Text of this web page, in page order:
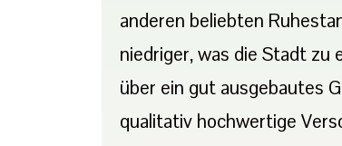
anderen beliebten
niedriger, was die Stadt
über ein gut ausgebautes
qualitativ hochwertige